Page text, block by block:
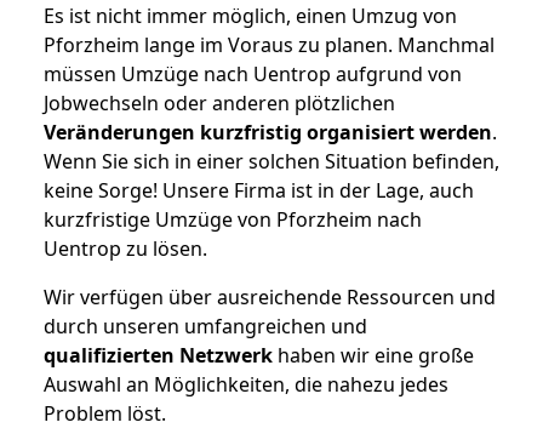
Es ist nicht immer möglich, einen Umzug von
Pforzheim lange im Voraus zu planen. Manchmal
müssen Umzüge nach Uentrop aufgrund von
Jobwechseln oder anderen plötzlichen
Veränderungen kurzfristig organisiert werden.
Wenn Sie sich in einer solchen Situation befinden,
keine Sorge! Unsere Firma ist in der Lage, auch
kurzfristige Umzüge von Pforzheim nach
Uentrop zu lösen.
Wir verfügen über ausreichende Ressourcen und
durch unseren umfangreichen und
qualifizierten Netzwerk haben wir eine große
Auswahl an Möglichkeiten, die nahezu jedes
Problem löst.